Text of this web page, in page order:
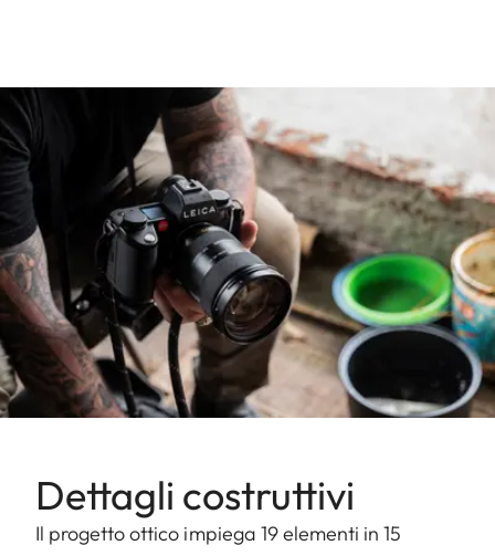
Dettagli costruttivi
Il progetto ottico impiega 19 elementi in 15